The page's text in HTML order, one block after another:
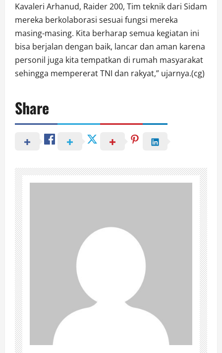
Kavaleri Arhanud, Raider 200, Tim teknik dari Sidam
mereka berkolaborasi sesuai fungsi mereka
masing-masing. Kita berharap semua kegiatan ini
bisa berjalan dengan baik, lancar dan aman karena
personil juga kita tempatkan di rumah masyarakat
sehingga mempererat TNI dan rakyat,” ujarnya.(cg)
Share